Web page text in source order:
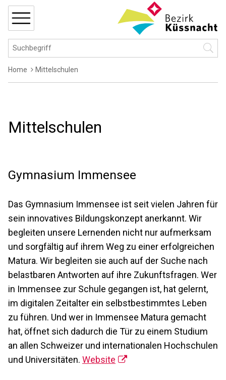
Navigieren in Küssnacht
Schnellnavigation
Hauptnavigation
Suchbegriff
Breadcrumb
Home Mittelschulen
Mittelschulen
Gymnasium Immensee
Das Gymnasium Immensee ist seit vielen Jahren für
sein innovatives Bildungskonzept anerkannt. Wir
begleiten unsere Lernenden nicht nur aufmerksam
und sorgfältig auf ihrem Weg zu einer erfolgreichen
Matura. Wir begleiten sie auch auf der Suche nach
belastbaren Antworten auf ihre Zukunftsfragen. Wer
in Immensee zur Schule gegangen ist, hat gelernt,
im digitalen Zeitalter ein selbstbestimmtes Leben
zu führen. Und wer in Immensee Matura gemacht
hat, öffnet sich dadurch die Tür zu einem Studium
an allen Schweizer und internationalen Hochschulen
und Universitäten. Website